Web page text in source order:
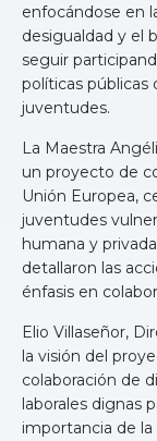
enfocándose en
desigualdad y el
seguir
políticas públicas
juventudes.
La Maestra
un proyecto de
Unión Europea,
juventudes
humana y
detallaron las
énfasis en
Elio Villaseñor,
la visión del
colaboración de
laborales dignas
importancia de